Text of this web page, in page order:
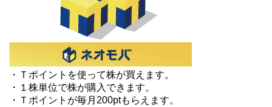
・Ｔポイントを使って株が買えます。
・１株単位で株が購入できます。
・Ｔポイントが毎月200ptもらえます。